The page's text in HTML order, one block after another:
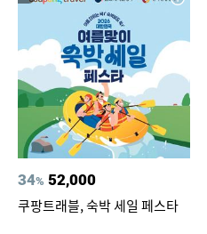
34% 52,000
쿠팡트래블, 숙박 세일 페스타